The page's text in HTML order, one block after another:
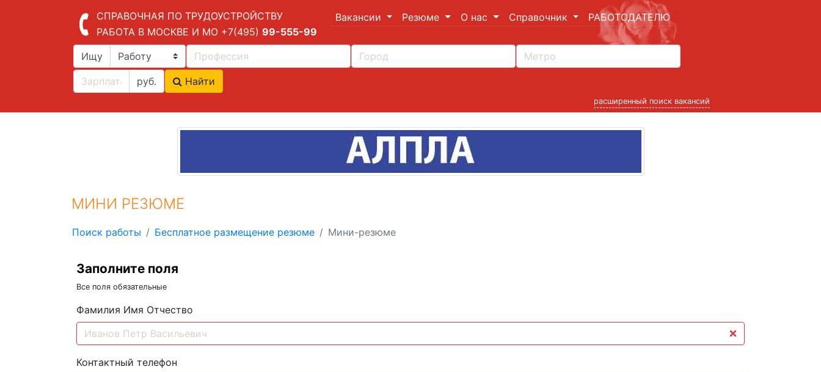
СПРАВОЧНАЯ ПО ТРУДОУСТРОЙСТВУ
РАБОТА В МОСКВЕ И МО +7(495) 99-555-99
Вакансии Резюме О нас Справочник РАБОТОДАТЕЛЮ
Ищу
руб. Найти
расширенный поиск вакансий
МИНИ РЕЗЮМЕ
Поиск работы Бесплатное размещение резюме Мини-резюме
Заполните поля
Все поля обязательные
Фамилия Имя Отчество
Контактный телефон